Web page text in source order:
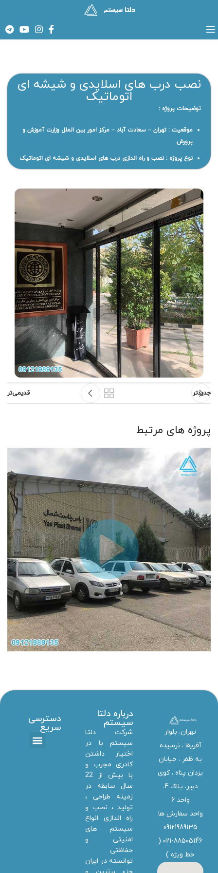
نصب درب های اسلایدی و شیشه ای
اتوماتیک
توضیحات پروژه :
موقعیت : تهران – سعادت آباد – مرکز امور بین الملل وزارت آموزش و
پرورش
نوع پروژه : نصب و راه اندازی درب های اسلایدی و شیشه ای اتوماتیک
جدیدتر قدیمی‌تر
پروژه های مرتبط
تهران، بلوار
آفریقا ، نرسیده
به ظفر ،‌ خیابان
یزدان پناه ، کوی
دبیر، پلاک 4،
واحد 6
واحد سفارش ها
09121989135
021-88505146 (
خط ویژه )
درباره دلتا
سیستم
شرکت دلتا
سیستم با در
اختیار داشتن
کادری مجرب و
با بیش از 22
سال سابقه در
زمینه طراحی ،
تولید ، نصب و
راه اندازی انواع
سیستم های
امنیتی و
حفاظتی
توانسته در ایران
دسترسی
سریع